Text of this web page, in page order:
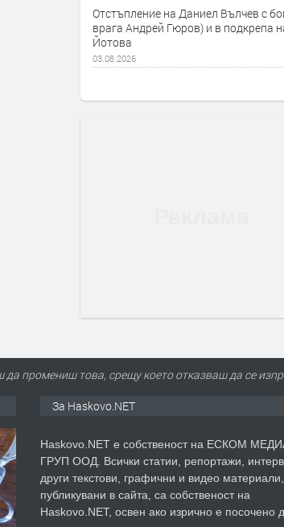
Отстъпление на Даниел Вълчев с
врага Андрей Гюров) и в подкрепа
Йотова
03.08.2026
промениш това, срещу което отказваш да се
За Haskovo.NET
Haskovo.NET е собственост на ЕСКОМ
ГРУП ООД. Всички статии, репортажи,
други текстови, графични и видео материали,
публикувани в сайта, са собственост на
Haskovo.NET, освен ако изрично е посочено